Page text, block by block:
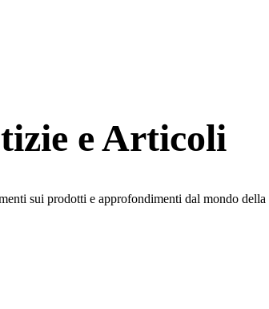
e Articoli
sui prodotti e approfondimenti dal mondo